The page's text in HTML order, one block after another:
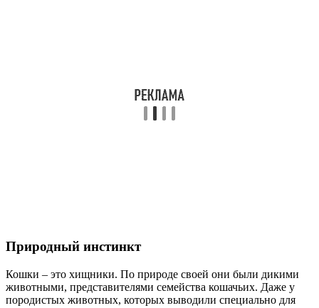
Природный инстинкт
Кошки – это хищники. По природе своей они были дикими
животными, представителями семейства кошачьих. Даже у
породистых животных, которых выводили специально для